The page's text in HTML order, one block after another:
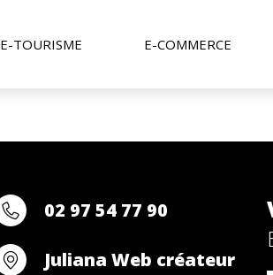
E-TOURISME E-COMMERCE
02 97 54 77 90
Juliana Web créateur